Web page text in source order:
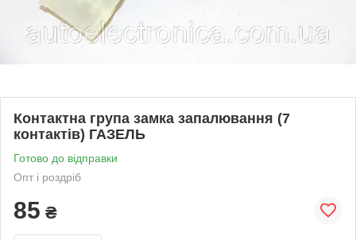
Контактна група замка запалювання (7
контактів) ГАЗЕЛЬ
Готово до відправки
Опт і роздріб
85 ₴